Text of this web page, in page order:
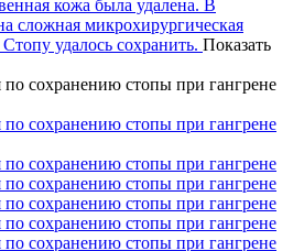
кожа была удалена. В
сложная микрохирургическая
удалось сохранить. Показать